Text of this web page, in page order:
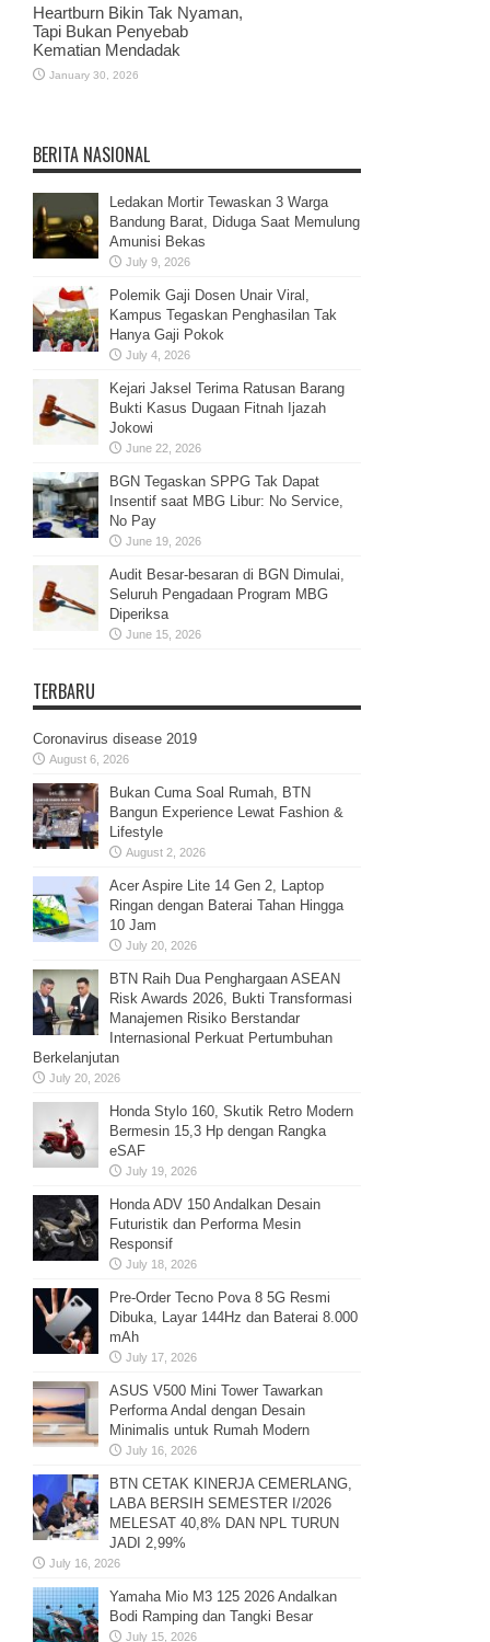
Heartburn Bikin Tak Nyaman,
Tapi Bukan Penyebab
Kematian Mendadak
January 30, 2026
BERITA NASIONAL
Ledakan Mortir Tewaskan 3 Warga
Bandung Barat, Diduga Saat Memulung
Amunisi Bekas
July 9, 2026
Polemik Gaji Dosen Unair Viral,
Kampus Tegaskan Penghasilan Tak
Hanya Gaji Pokok
July 4, 2026
Kejari Jaksel Terima Ratusan Barang
Bukti Kasus Dugaan Fitnah Ijazah
Jokowi
June 22, 2026
BGN Tegaskan SPPG Tak Dapat
Insentif saat MBG Libur: No Service,
No Pay
June 19, 2026
Audit Besar-besaran di BGN Dimulai,
Seluruh Pengadaan Program MBG
Diperiksa
June 15, 2026
TERBARU
Coronavirus disease 2019
August 6, 2026
Bukan Cuma Soal Rumah, BTN
Bangun Experience Lewat Fashion &
Lifestyle
August 2, 2026
Acer Aspire Lite 14 Gen 2, Laptop
Ringan dengan Baterai Tahan Hingga
10 Jam
July 20, 2026
BTN Raih Dua Penghargaan ASEAN
Risk Awards 2026, Bukti Transformasi
Manajemen Risiko Berstandar
Internasional Perkuat Pertumbuhan
Berkelanjutan
July 20, 2026
Honda Stylo 160, Skutik Retro Modern
Bermesin 15,3 Hp dengan Rangka
eSAF
July 19, 2026
Honda ADV 150 Andalkan Desain
Futuristik dan Performa Mesin
Responsif
July 18, 2026
Pre-Order Tecno Pova 8 5G Resmi
Dibuka, Layar 144Hz dan Baterai 8.000
mAh
July 17, 2026
ASUS V500 Mini Tower Tawarkan
Performa Andal dengan Desain
Minimalis untuk Rumah Modern
July 16, 2026
BTN CETAK KINERJA CEMERLANG,
LABA BERSIH SEMESTER I/2026
MELESAT 40,8% DAN NPL TURUN
JADI 2,99%
July 16, 2026
Yamaha Mio M3 125 2026 Andalkan
Bodi Ramping dan Tangki Besar
July 15, 2026